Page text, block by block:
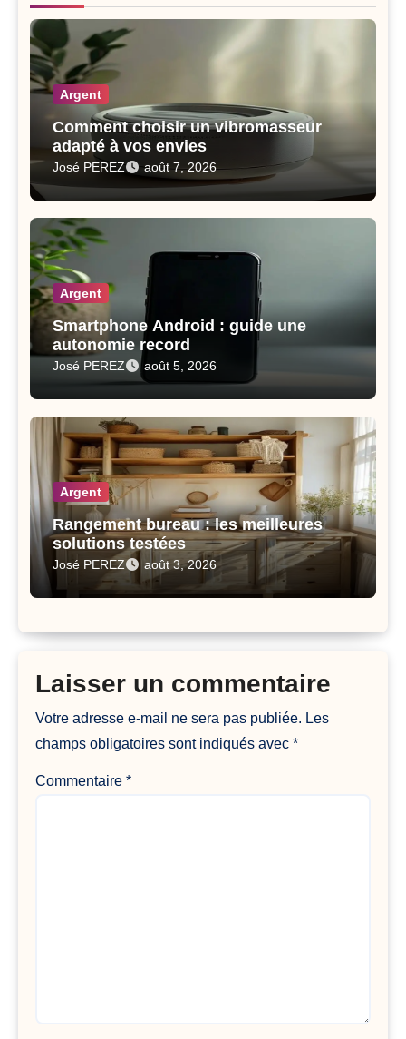
Argent
Comment choisir un vibromasseur
adapté à vos envies
José PEREZ août 7, 2026
Argent
Smartphone Android : guide une
autonomie record
José PEREZ août 5, 2026
Argent
Rangement bureau : les meilleures
solutions testées
José PEREZ août 3, 2026
Laisser un commentaire
Votre adresse e-mail ne sera pas publiée. Les
champs obligatoires sont indiqués avec*
Commentaire*